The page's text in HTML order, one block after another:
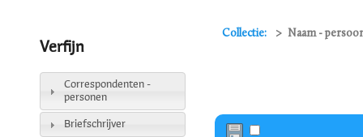
Collectie: Naam -
Verfijn
Correspondenten -
personen
Briefschrijver